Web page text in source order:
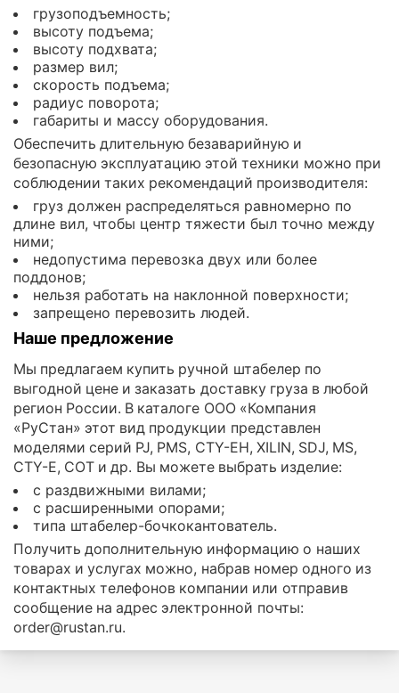
грузоподъемность;
высоту подъема;
высоту подхвата;
размер вил;
скорость подъема;
радиус поворота;
габариты и массу оборудования.
Обеспечить длительную безаварийную и
безопасную эксплуатацию этой техники можно при
соблюдении таких рекомендаций производителя:
груз должен распределяться равномерно по
длине вил, чтобы центр тяжести был точно между
ними;
недопустима перевозка двух или более
поддонов;
нельзя работать на наклонной поверхности;
запрещено перевозить людей.
Наше предложение
Мы предлагаем купить ручной штабелер по
выгодной цене и заказать доставку груза в любой
регион России. В каталоге ООО «Компания
«РуСтан» этот вид продукции представлен
моделями серий PJ, PMS, CTY-EH, XILIN, SDJ, MS,
CTY-E, COT и др. Вы можете выбрать изделие:
с раздвижными вилами;
с расширенными опорами;
типа штабелер-бочкокантователь.
Получить дополнительную информацию о наших
товарах и услугах можно, набрав номер одного из
контактных телефонов компании или отправив
сообщение на адрес электронной почты:
order@rustan.ru.